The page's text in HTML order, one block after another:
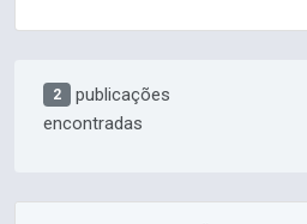
2
publicações
encontradas